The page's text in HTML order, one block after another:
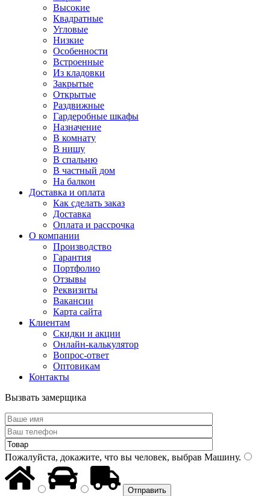
Высокие
Квадратные
Угловые
Низкие
Особенности
Встроенные
Из кладовки
Закрытые
Открытые
Раздвижные
Гардеробные шкафы
Назначение
В комнату
В нишу
В спальню
В частный дом
На балкон
Доставка и оплата
Как сделать заказ
Доставка
Оплата и рассрочка
О компании
Производство
Гарантия
Портфолио
Отзывы
Реквизиты
Вакансии
Карта сайта
Клиентам
Скидки и акции
Онлайн-калькулятор
Вопрос-ответ
Оптовикам
Контакты
Вызвать замерщика
Пожалуйста, докажите, что вы человек, выбрав Машину.